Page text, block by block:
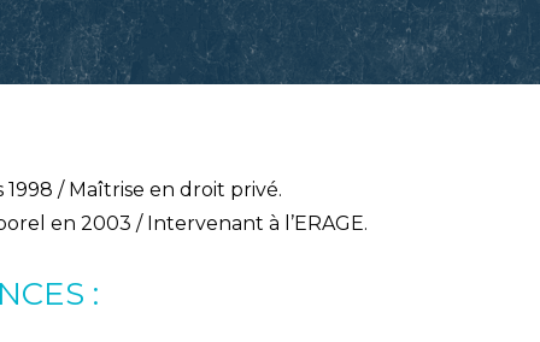
/ Maîtrise en droit privé.
en 2003 / Intervenant à l’ERAGE.
: